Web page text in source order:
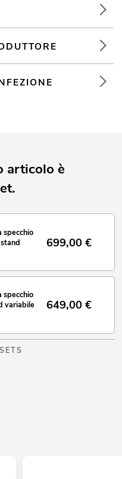
articolo è
specchio
699,00 €
specchio
variabile
649,00 €